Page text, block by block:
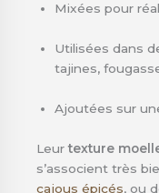
Mixées pour
Utilisées dans
tajines,
Ajoutées sur
Leurtexture
s’associent très
cajous épicés, ou